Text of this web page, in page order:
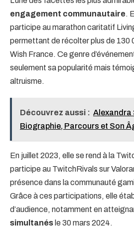
engagement communautaire.
participe au marathon caritatif
permettant de récolter plus de 130
Wish France. Ce genre
seulement sa popularité mais
altruisme.
Découvrez aussi : Alexandra
Biographie, Parcours et Son
En juillet 2023, elle se rend à la
participe au TwitchRivals sur
présence dans la communauté
Grâce à ces participations, elle
d’audience, notamment en
simultanés le 30 mars 2024.